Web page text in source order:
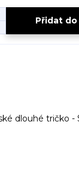
Přidat do